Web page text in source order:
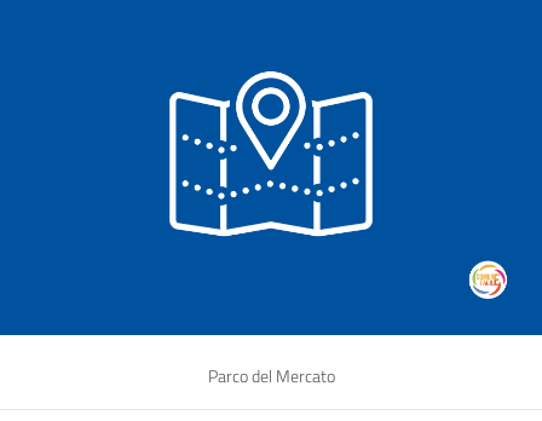
Parco del Mercato